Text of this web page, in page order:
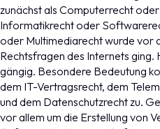
zunächst als Computerrecht
Informatikrecht oder
oder Multimediarecht wurde vor
Rechtsfragen des Internets
gängig. Besondere Bedeutung
dem IT-Vertragsrecht, dem
und dem Datenschutzrecht zu.
vor allem um die Erstellung von